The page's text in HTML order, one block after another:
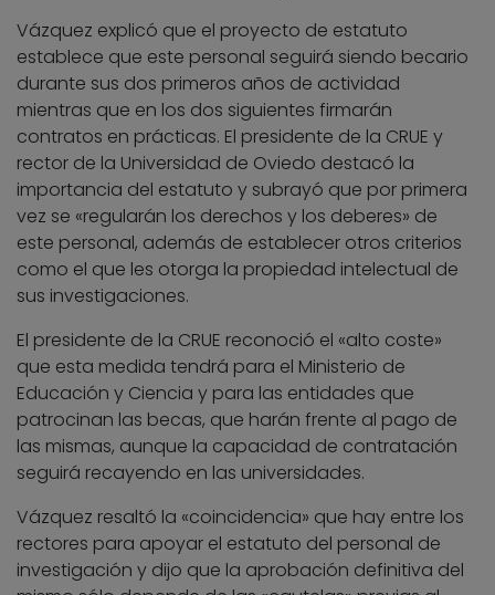
Vázquez explicó que el proyecto de estatuto
establece que este personal seguirá siendo becario
durante sus dos primeros años de actividad
mientras que en los dos siguientes firmarán
contratos en prácticas. El presidente de la CRUE y
rector de la Universidad de Oviedo destacó la
importancia del estatuto y subrayó que por primera
vez se «regularán los derechos y los deberes» de
este personal, además de establecer otros criterios
como el que les otorga la propiedad intelectual de
sus investigaciones.
El presidente de la CRUE reconoció el «alto coste»
que esta medida tendrá para el Ministerio de
Educación y Ciencia y para las entidades que
patrocinan las becas, que harán frente al pago de
las mismas, aunque la capacidad de contratación
seguirá recayendo en las universidades.
Vázquez resaltó la «coincidencia» que hay entre los
rectores para apoyar el estatuto del personal de
investigación y dijo que la aprobación definitiva del